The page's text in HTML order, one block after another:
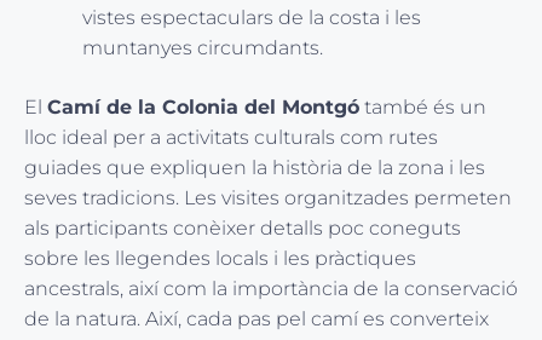
vistes espectaculars de la costa i les
muntanyes circumdants.
El Camí de la Colonia del Montgó també és un
lloc ideal per a activitats culturals com rutes
guiades que expliquen la història de la zona i les
seves tradicions. Les visites organitzades permeten
als participants conèixer detalls poc coneguts
sobre les llegendes locals i les pràctiques
ancestrals, així com la importància de la conservació
de la natura. Així, cada pas pel camí es converteix